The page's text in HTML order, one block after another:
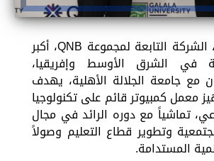
وقع بنك QNB، الشركة التابعة لمجموعة QNB، أكبر
في الشرق الأوسط وإفريقيا،
مع جامعة الجلالة الأهلية، يهدف
معمل كمبيوتر قائم على تكنولوجيا
تماشياً مع دوره الرائد في مجال
وتطوير قطاع التعليم وصولاً
المستدامة.